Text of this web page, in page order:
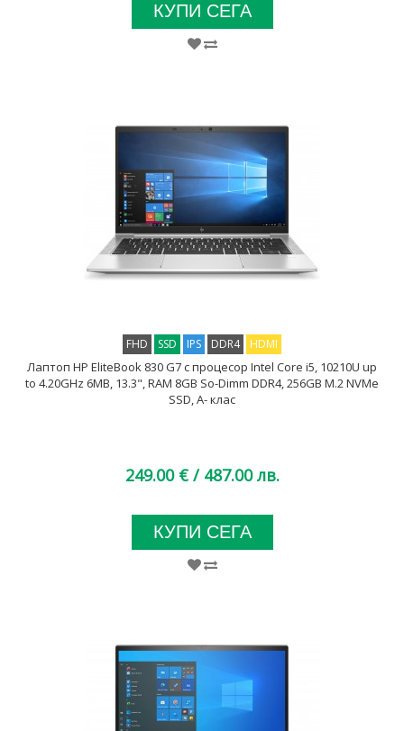
КУПИ СЕГА
FHD SSD IPS DDR4 HDMI
Лаптоп HP EliteBook 830 G7 с процесор Intel Core i5, 10210U up
to 4.20GHz 6MB, 13.3", RAM 8GB So-Dimm DDR4, 256GB M.2 NVMe
SSD, A- клас
249.00 € / 487.00 лв.
КУПИ СЕГА